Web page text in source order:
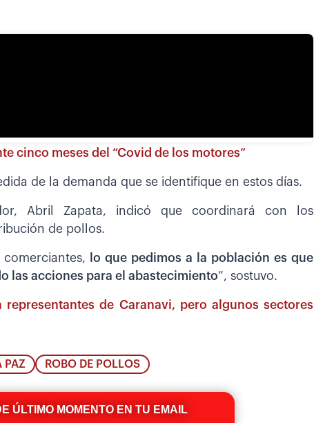
cinco meses del “Covid de los motores”
de la demanda que se identifique en estos días.
Abril Zapata, indicó que coordinará con los
de pollos.
lo que pedimos a la población es que
las acciones para el abastecimiento”, sostuvo.
de Caranavi, pero algunos sectores
PAZ ROBO DE POLLOS
ÚLTIMO MOMENTO EN TU EMAIL